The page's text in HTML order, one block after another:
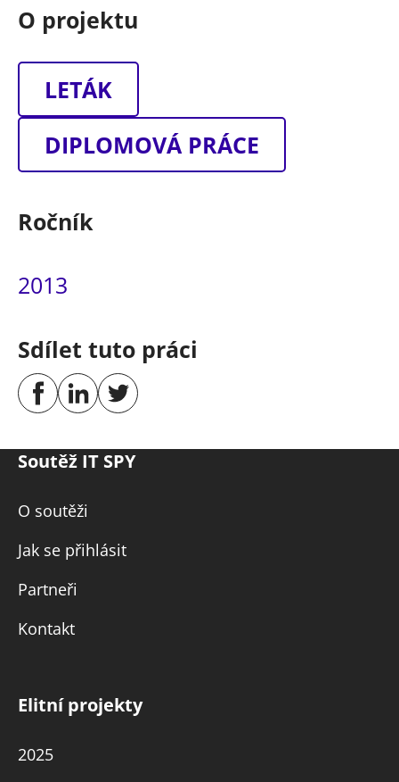
O projektu
LETÁK
DIPLOMOVÁ PRÁCE
Ročník
2013
Sdílet tuto práci
Soutěž IT SPY
O soutěži
Jak se přihlásit
Partneři
Kontakt
Elitní projekty
2025